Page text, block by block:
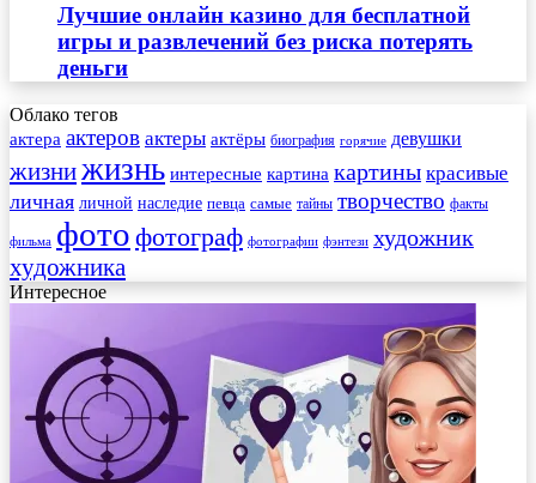
Лучшие онлайн казино для бесплатной
игры и развлечений без риска потерять
деньги
Облако тегов
актера актеров актеры актёры биография горячие девушки
жизнижизнь интересные картина картины красивые
личная личной наследие певца самые тайны творчество факты
фильма фото фотограф фотографии фэнтези художник
художника
Интересное